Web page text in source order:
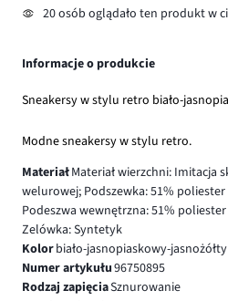
20 osób oglądało ten produkt w
Informacje o produkcie
Sneakersy w stylu retro biało-
Modne sneakersy w stylu retro.
MateriałMateriał wierzchni: Imitacja
welurowej; Podszewka: 51%
Podeszwa wewnętrzna: 51%
Zelówka: Syntetyk
Kolorbiało-jasnopiaskowy-jasnożółty
Numer artykułu96750895
Rodzaj zapięciaSznurowanie